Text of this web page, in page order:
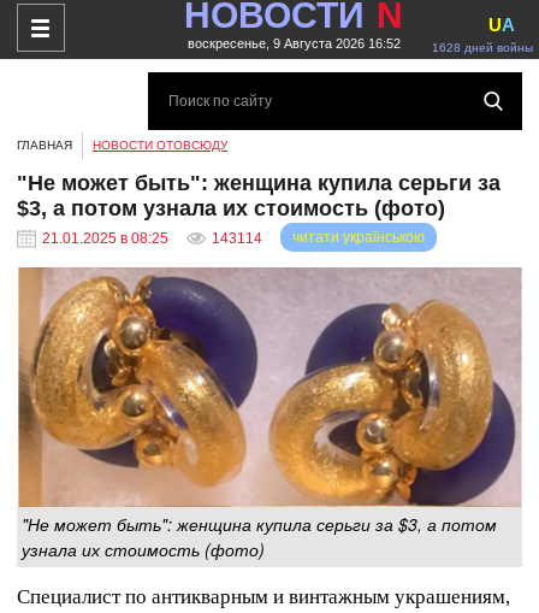
НОВОСТИ N
воскресенье, 9 Августа 2026 16:52 1628 дней войны
UA
ГЛАВНАЯ НОВОСТИ ОТОВСЮДУ
"Не может быть": женщина купила серьги за
$3, а потом узнала их стоимость (фото)
21.01.2025 в 08:25 143114 читати українською
"Не может быть": женщина купила серьги за $3, а потом
узнала их стоимость (фото)
Специалист по антикварным и винтажным украшениям,